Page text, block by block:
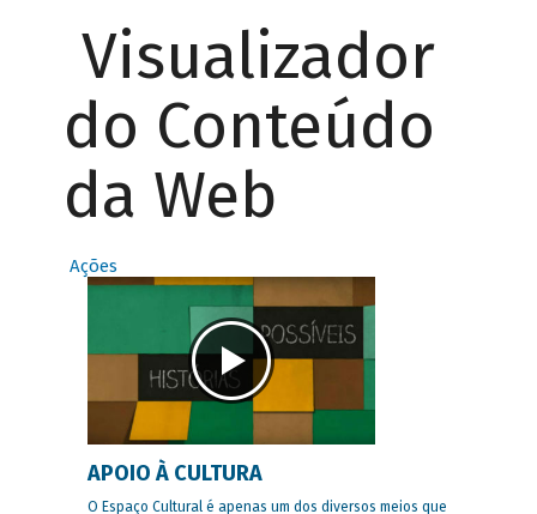
Visualizador
do Conteúdo
da Web
Ações
APOIO À CULTURA
O Espaço Cultural é apenas um dos diversos meios que